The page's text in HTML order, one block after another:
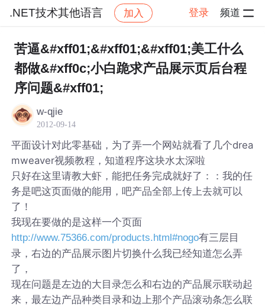
.NET技术其他语言 加入 登录 频道
社区 .NET技术其他语言 帖子详情
苦逼&#xff01;&#xff01;&#xff01;美工什么
都做&#xff0c;小白跪求产品展示页后台程
序问题&#xff01;
w-qjie
2012-09-14
平面设计对此零基础，为了弄一个网站就看了几个drea
mweaver视频教程，知道程序这块水太深啦
只好在这里请教大虾，能把任务完成就好了：：我的任
务是吧这页面做的能用，吧产品全部上传上去就可以
了！
我现在要做的是这样一个页面
http://www.75366.com/products.html#nogo有三层目
录，右边的产品展示图片切换什么我已经知道怎么弄
了，
现在问题是左边的大目录怎么和右边的产品展示联动起
来，最左边产品种类目录和边上那个产品滚动条怎么联